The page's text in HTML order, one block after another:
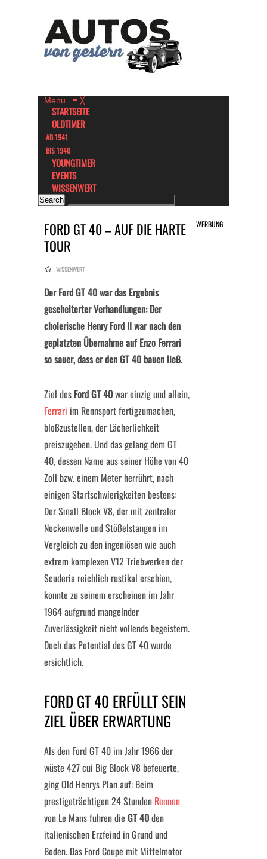
Menu ≡ ╳
STARTSEITE
OLDTIMER
AB 1941
BIS 1940
YOUNGTIMER
EVENTS
WISSENWERT
FORD GT 40 – AUF DIE HARTE
TOUR
WERBUNG
WISSENWERT
Der Ford GT 40 war das Ergebnis
gescheiterter Verhandlungen: Der
cholerische Henry Ford II war nach den
geplatzten Übernahme auf Enzo Ferrari
so sauer, dass er den GT 40 bauen ließ.
Ziel des Ford GT 40war einzig und allein,
Ferrari im Rennsport fertigzumachen,
bloßzustellen, der Lächerlichkeit
preiszugeben. Und das gelang dem GT
40, dessen Name aus seiner Höhe von 40
Zoll bzw. einem Meter herrührt, nach
einigen Startschwierigkeiten bestens:
Der Small Block V8, der mit zentraler
Nockenwelle und Stößelstangen im
Vergleich zu den ingeniösen wie auch
extrem komplexen V12 Triebwerken der
Scuderia reichlich rustikal erschien,
konnte zu seinem erscheinen im Jahr
1964 aufgrund mangelnder
Zuverlässigkeit nicht vollends begeistern.
Doch das Potential des GT 40 wurde
ersichtlich.
FORD GT 40 ERFÜLLT SEIN
ZIEL ÜBER ERWARTUNG
Als den Ford GT 40 im Jahr 1966 der
wüste 427 cui Big Block V8 befeuerte,
ging Old Henrys Plan auf: Beim
prestigeträchtigen 24 Stunden Rennen
von Le Mans fuhren die GT 40den
italienischen Erzfeind in Grund und
Boden. Das Ford Coupe mit Mittelmotor